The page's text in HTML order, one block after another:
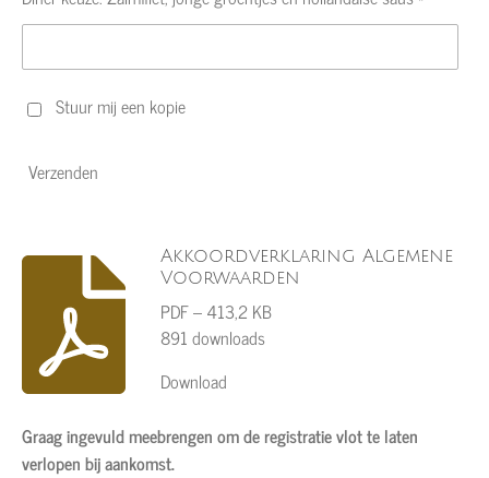
Stuur mij een kopie
Verzenden
Akkoordverklaring Algemene
Voorwaarden
PDF – 413,2 KB
891 downloads
Download
Graag ingevuld meebrengen om de registratie vlot te laten
verlopen bij aankomst.